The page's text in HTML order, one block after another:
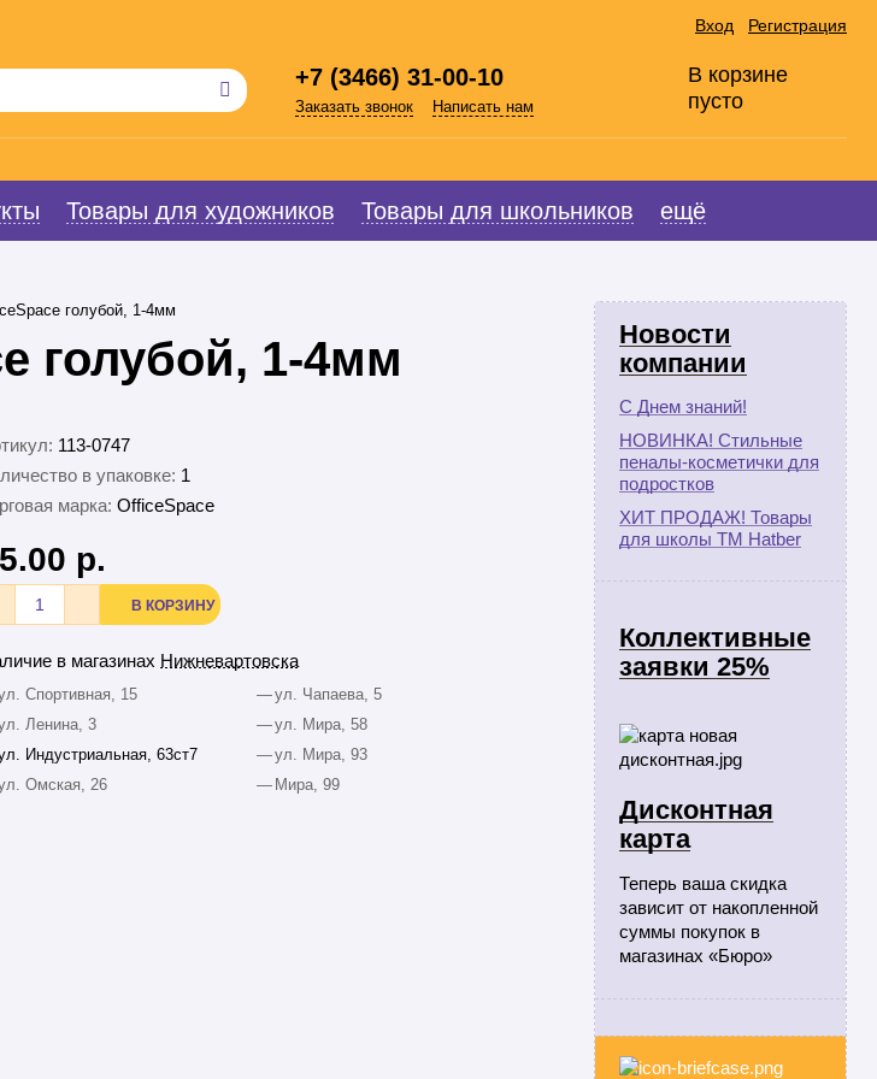
Вход Регистрация
+7 (3466) 31-00-10
Заказать звонок Написать нам
В корзине
пусто
Товары для художников Товары для школьников ещё
Новости
компании
С Днем знаний!
НОВИНКА! Стильные
пеналы-косметички для
подростков
ХИТ ПРОДАЖ! Товары
для школы ТМ Hatber
Коллективные
заявки 25%
Дисконтная
карта
Теперь ваша скидка
зависит от накопленной
суммы покупок в
магазинах «Бюро»
голубой, 1-4мм
голубой, 1-4мм
113-0747
в упаковке: 1
марка: OfficeSpace
р.
В КОРЗИНУ
в магазинах Нижневартовска
Спортивная, 15 —ул. Чапаева, 5
Ленина, 3 —ул. Мира, 58
Индустриальная, 63ст7
—ул. Мира, 93
Омская, 26 — Мира, 99